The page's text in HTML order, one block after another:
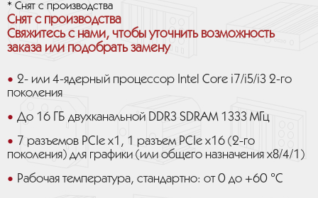
* Снят с производства
Снят с производства
Свяжитесь с нами, чтобы уточнить возможность
заказа или подобрать замену
2- или 4-ядерный процессор Intel Core i7/i5/i3 2-го
поколения
До 16 ГБ двухканальной DDR3 SDRAM 1333 МГц
7 разъемов PCIe x1, 1 разъем PCIe x16 (2-го
поколения) для графики (или общего назначения x8/4/1)
Рабочая температура, стандартно: от 0 до +60 °C